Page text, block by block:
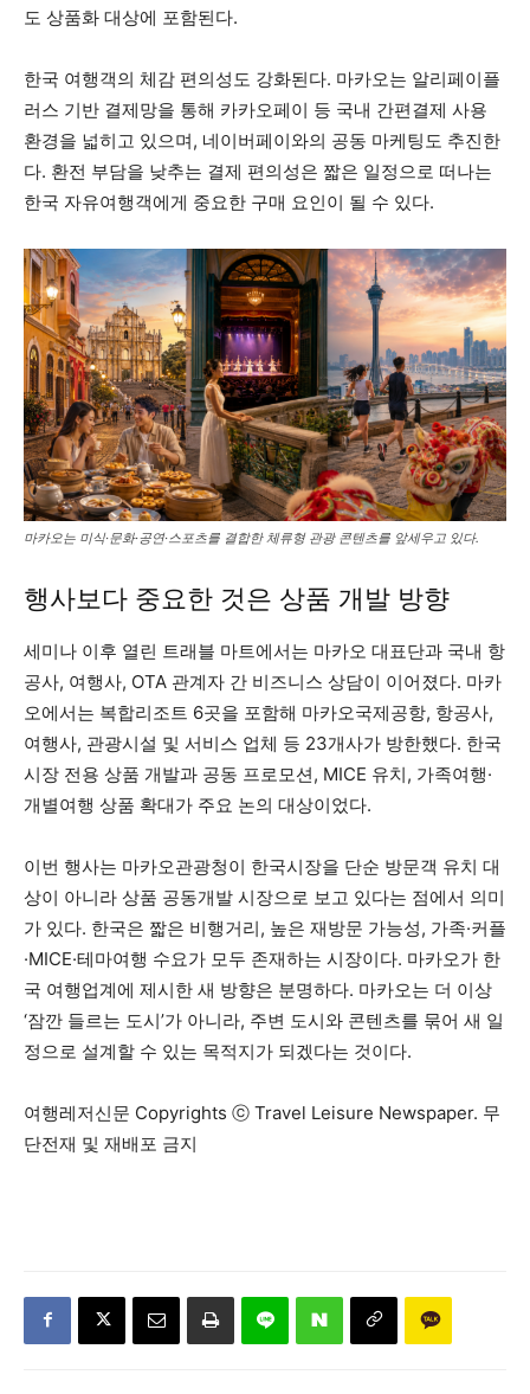
도 상품화 대상에 포함된다.
한국 여행객의 체감 편의성도 강화된다. 마카오는 알리페이플
러스 기반 결제망을 통해 카카오페이 등 국내 간편결제 사용
환경을 넓히고 있으며, 네이버페이와의 공동 마케팅도 추진한
다. 환전 부담을 낮추는 결제 편의성은 짧은 일정으로 떠나는
한국 자유여행객에게 중요한 구매 요인이 될 수 있다.
마카오는 미식·문화·공연·스포츠를 결합한 체류형 관광 콘텐츠를 앞세우고 있다.
행사보다 중요한 것은 상품 개발 방향
세미나 이후 열린 트래블 마트에서는 마카오 대표단과 국내 항
공사, 여행사, OTA 관계자 간 비즈니스 상담이 이어졌다. 마카
오에서는 복합리조트 6곳을 포함해 마카오국제공항, 항공사,
여행사, 관광시설 및 서비스 업체 등 23개사가 방한했다. 한국
시장 전용 상품 개발과 공동 프로모션, MICE 유치, 가족여행·
개별여행 상품 확대가 주요 논의 대상이었다.
이번 행사는 마카오관광청이 한국시장을 단순 방문객 유치 대
상이 아니라 상품 공동개발 시장으로 보고 있다는 점에서 의미
가 있다. 한국은 짧은 비행거리, 높은 재방문 가능성, 가족·커플
·MICE·테마여행 수요가 모두 존재하는 시장이다. 마카오가 한
국 여행업계에 제시한 새 방향은 분명하다. 마카오는 더 이상
‘잠깐 들르는 도시’가 아니라, 주변 도시와 콘텐츠를 묶어 새 일
정으로 설계할 수 있는 목적지가 되겠다는 것이다.
여행레저신문 Copyrights ⓒ Travel Leisure Newspaper. 무
단전재 및 재배포 금지